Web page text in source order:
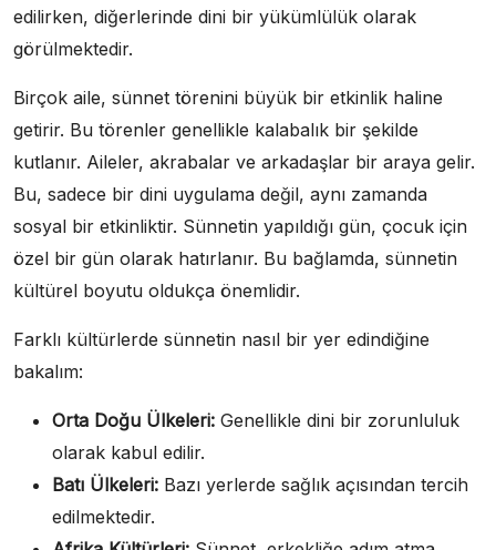
edilirken, diğerlerinde dini bir yükümlülük olarak
görülmektedir.
Birçok aile, sünnet törenini büyük bir etkinlik haline
getirir. Bu törenler genellikle kalabalık bir şekilde
kutlanır. Aileler, akrabalar ve arkadaşlar bir araya gelir.
Bu, sadece bir dini uygulama değil, aynı zamanda
sosyal bir etkinliktir. Sünnetin yapıldığı gün, çocuk için
özel bir gün olarak hatırlanır. Bu bağlamda, sünnetin
kültürel boyutu oldukça önemlidir.
Farklı kültürlerde sünnetin nasıl bir yer edindiğine
bakalım:
Orta Doğu Ülkeleri: Genellikle dini bir zorunluluk
olarak kabul edilir.
Batı Ülkeleri: Bazı yerlerde sağlık açısından tercih
edilmektedir.